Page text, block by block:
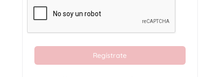
Regístrate